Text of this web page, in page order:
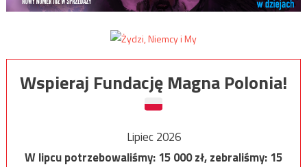
Wspieraj Fundację Magna Polonia!
Lipiec 2026
W lipcu potrzebowaliśmy:15 000zł, zebraliśmy:15